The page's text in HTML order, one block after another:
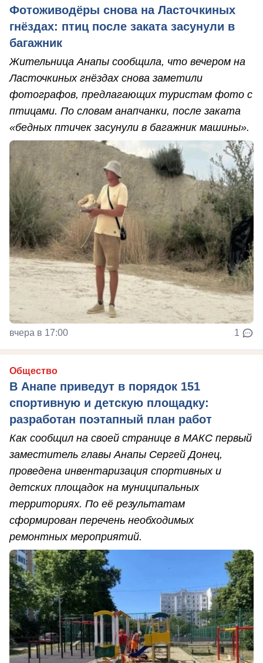
Фотоживодёры снова на Ласточкиных
гнёздах: птиц после заката засунули в
багажник
Жительница Анапы сообщила, что вечером на
Ласточкиных гнёздах снова заметили
фотографов, предлагающих туристам фото с
птицами. По словам анапчанки, после заката
«бедных птичек засунули в багажник машины».
вчера в 17:00 1
Общество
В Анапе приведут в порядок 151
спортивную и детскую площадку:
разработан поэтапный план работ
Как сообщил на своей странице в МАКС первый
заместитель главы Анапы Сергей Донец,
проведена инвентаризация спортивных и
детских площадок на муниципальных
территориях. По её результатам
сформирован перечень необходимых
ремонтных мероприятий.